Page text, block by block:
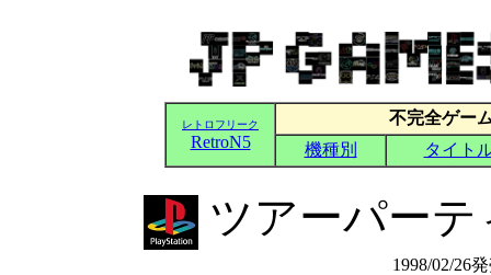
ツアーパー
1998/02/26